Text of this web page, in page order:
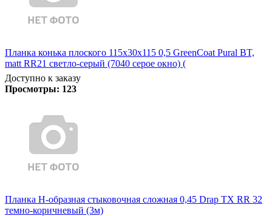
Планка конька плоского 115х30х115 0,5 GreenCoat Pural BT,
matt RR21 светло-серый (7040 серое окно) (
Доступно к заказу
Просмотры: 123
Планка Н-образная стыковочная сложная 0,45 Drap TX RR 32
темно-коричневый (3м)